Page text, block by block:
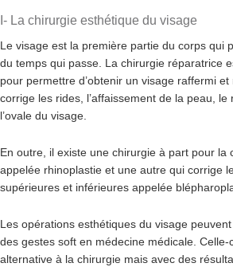
I- La chirurgie esthétique du visage
Le visage est la première partie du corps qui
du temps qui passe. La chirurgie réparatrice
pour permettre d’obtenir un visage raffermi et
corrige les rides, l’affaissement de la peau, le
l’ovale du visage.
En outre, il existe une chirurgie à part pour la
appelée rhinoplastie et une autre qui corrige
supérieures et inférieures appelée
Les opérations esthétiques du visage
des gestes soft en médecine médicale.
alternative à la chirurgie mais avec des